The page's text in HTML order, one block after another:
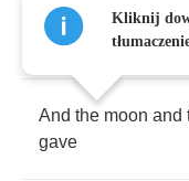
thought the sun
And the moon and
gave
Kliknij